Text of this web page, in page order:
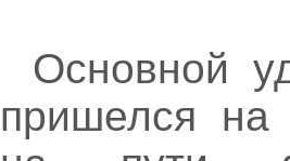
Основной
пришелся на